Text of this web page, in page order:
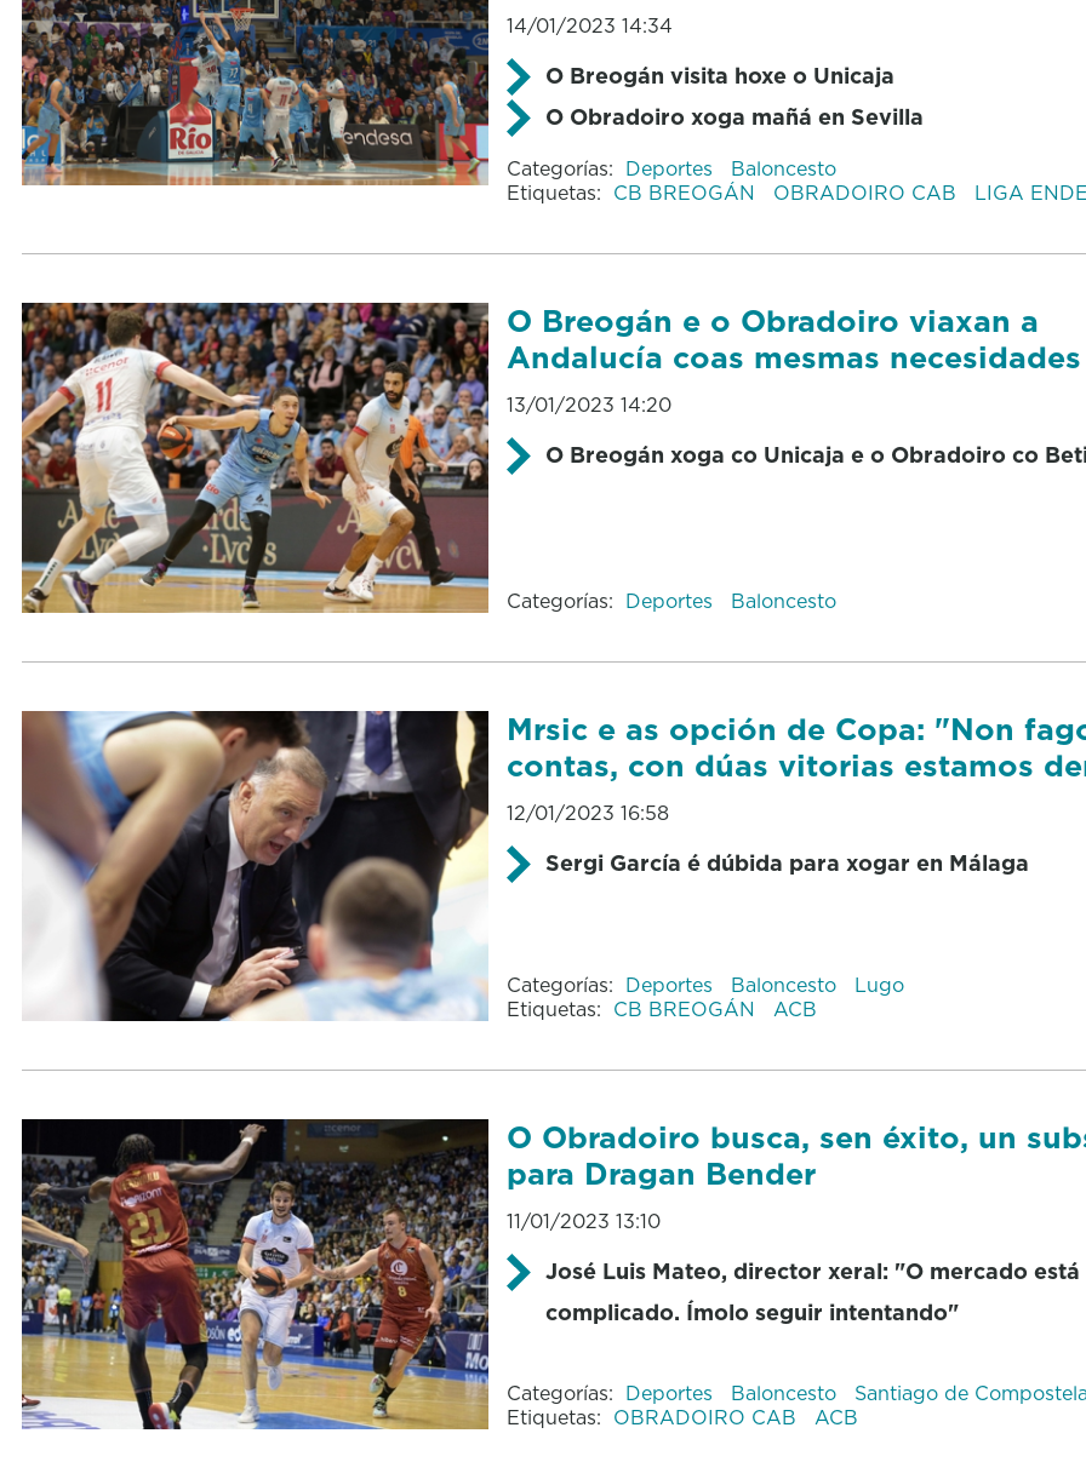
14/01/2023 14:34
O Breogán visita hoxe o Unicaja
O Obradoiro xoga mañá en Sevilla
Categorías: Deportes
Baloncesto
Etiquetas: CB BREOGÁN OBRADOIRO CAB LIGA
O Breogán e o Obradoiro viaxan a
Andalucía coas mesmas necesidades
13/01/2023 14:20
O Breogán xoga co Unicaja e o Obradoiro co
Categorías: Deportes Baloncesto
Mrsic e as opción de Copa: "Non
contas, con dúas vitorias estamos
12/01/2023 16:58
Sergi García é dúbida para xogar en Málaga
Categorías: Deportes Baloncesto
Lugo
Etiquetas: CB BREOGÁN ACB
O Obradoiro busca, sen éxito, un
para Dragan Bender
11/01/2023 13:10
José Luis Mateo, director xeral: "O mercado está
complicado. Ímolo seguir intentando"
Categorías: Deportes Baloncesto
Santiago de Compostela
Etiquetas: OBRADOIRO CAB ACB